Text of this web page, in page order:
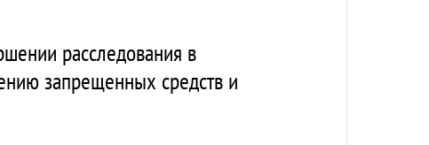
расследования в
запрещенных средств и